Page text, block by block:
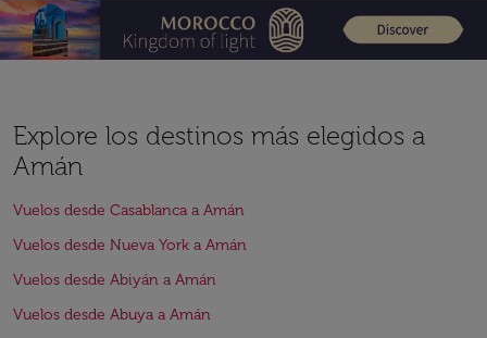
Explore los destinos más elegidos a
Amán
Vuelos desde Casablanca a Amán
Vuelos desde Nueva York a Amán
Vuelos desde Abiyán a Amán
Vuelos desde Abuya a Amán